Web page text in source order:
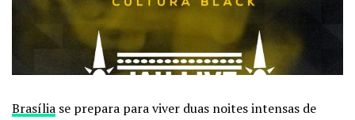
Brasília se prepara para viver duas noites intensas de